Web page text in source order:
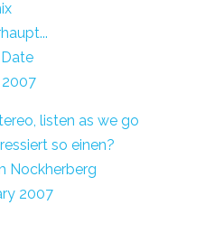
Date
listen as we go
so einen?
Nockherberg
2007